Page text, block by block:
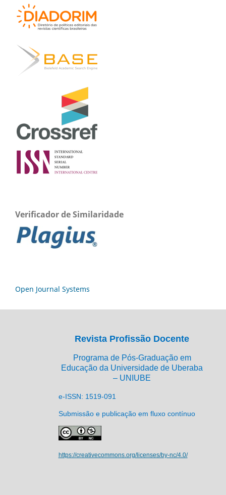
Verificador de Similaridade
Open Journal Systems
Revista Profissão Docente
Programa de Pós-Graduação em
Educação da Universidade de Uberaba
– UNIUBE
e-ISSN: 1519-091
Submissão e publicação em fluxo contínuo
https://creativecommons.org/licenses/by-nc/4.0/